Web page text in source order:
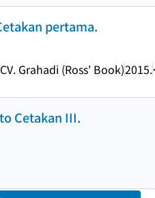
pertama.
CV. Grahadi (Ross' Book)2015.
Cetakan III.